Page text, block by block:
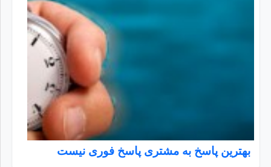
بهترین پاسخ به مشتری پاسخ فوری نیست